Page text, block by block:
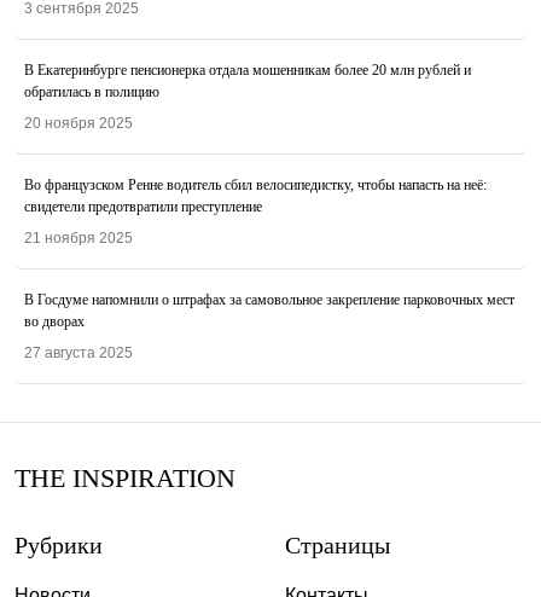
3 сентября 2025
В Екатеринбурге пенсионерка отдала мошенникам более 20 млн рублей и
обратилась в полицию
20 ноября 2025
Во французском Ренне водитель сбил велосипедистку, чтобы напасть на неё:
свидетели предотвратили преступление
21 ноября 2025
В Госдуме напомнили о штрафах за самовольное закрепление парковочных мест
во дворах
27 августа 2025
THE INSPIRATION
Рубрики Страницы